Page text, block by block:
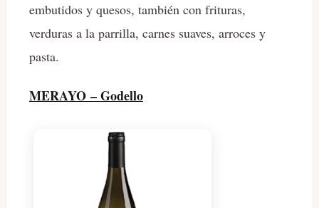
embutidos y quesos, también con frituras,
verduras a la parrilla, carnes suaves, arroces y
pasta.
MERAYO – Godello